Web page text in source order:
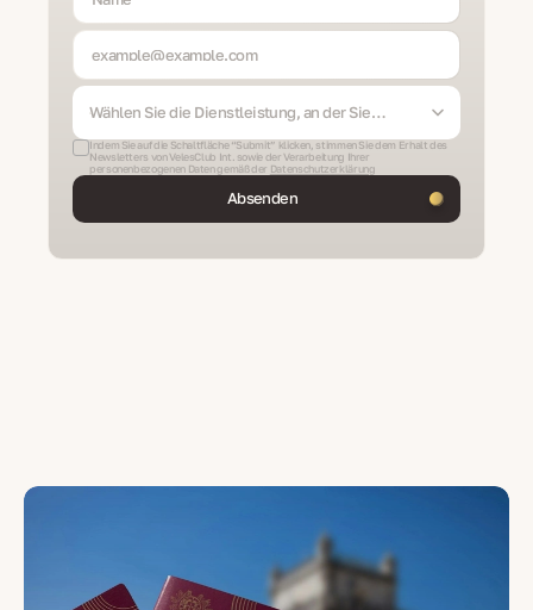
Wählen Sie die Dienstleistung, an der Sie
Indem Sie auf die Schaltfläche “Submit” klicken, stimmen Sie dem Erhalt des
Newsletters von VelesClub Int. sowie der Verarbeitung Ihrer
personenbezogenen Daten gemäß der Datenschutzerklärung
Absenden